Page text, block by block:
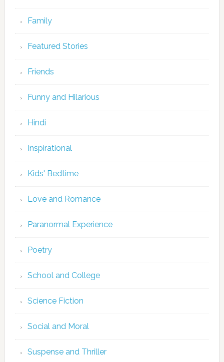
Family
Featured Stories
Friends
Funny and Hilarious
Hindi
Inspirational
Kids' Bedtime
Love and Romance
Paranormal Experience
Poetry
School and College
Science Fiction
Social and Moral
Suspense and Thriller